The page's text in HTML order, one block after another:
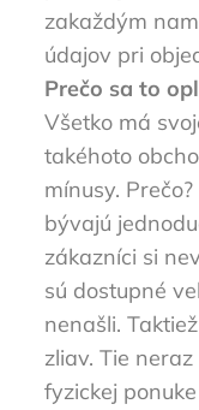
zakaždým
údajov pri
Prečo sa to
Všetko má
takéhoto
mínusy.
bývajú
zákazníci si
sú dostupné
nenašli.
zliav. Tie
fyzickej